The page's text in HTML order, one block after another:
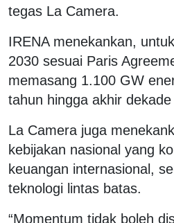
tegas La Camera.
IRENA menekankan,
2030 sesuai Paris
memasang 1.100 GW
tahun hingga akhir dekade
La Camera juga
kebijakan nasional yang
keuangan internasional,
teknologi lintas batas.
“Momentum tidak boleh